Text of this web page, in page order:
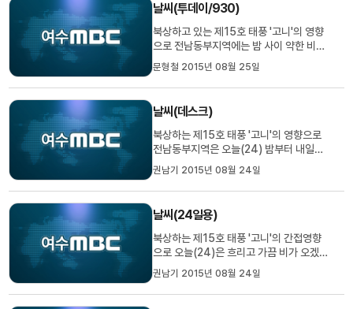
오는 곳이 많겠습니다. 기상청은 한동안 평
년과 비슷한 기온 분포...
날씨(투데이/930)
북상하고 있는 제15호 태풍 '고니'의 영향
으로 전남동부지역에는 밤 사이 약한 비가
이어졌습니다. 지금까지 내린 비의 양은 고
흥 9.7, 광양 8, 순천 7.5, 여수 6.5mm로
많지 않았지만, 여수지역의 순간 최대 풍속
은 다소 강하게 불었습니다. 전남지역 50
개 항로 90여척의 여객선 운...
문형철 2015년 08월 25일
날씨(데스크)
북상하는 제15호 태풍 '고니'의 영향으로
전남동부지역은 오늘(24) 밤부터 내일
(25) 밤까지 남해안을 중심으로 많은 비가
쏟아지겠습니다. 비의 양은 전남 남해안에
50~100mm, 그 밖의 지역에서는
남동부 모든 지역에 강풍주의보가 발효된
가운데 바람이 매우 강하게 불겠습니다. 해
상...
권남기 2015년 08월 24일
날씨(24일용)
북상하는 제15호 태풍 '고니'의 간접영향
으로 오늘(24)은 흐리고 가끔 비가 오겠으
며 낮에는 소강상태를 보이는 곳이 있겠습
니다. 비의 양은 내일(25)까지 전남 남해안
에 50~100mm, 나머지 지역은
권남기 2015년 08월 24일